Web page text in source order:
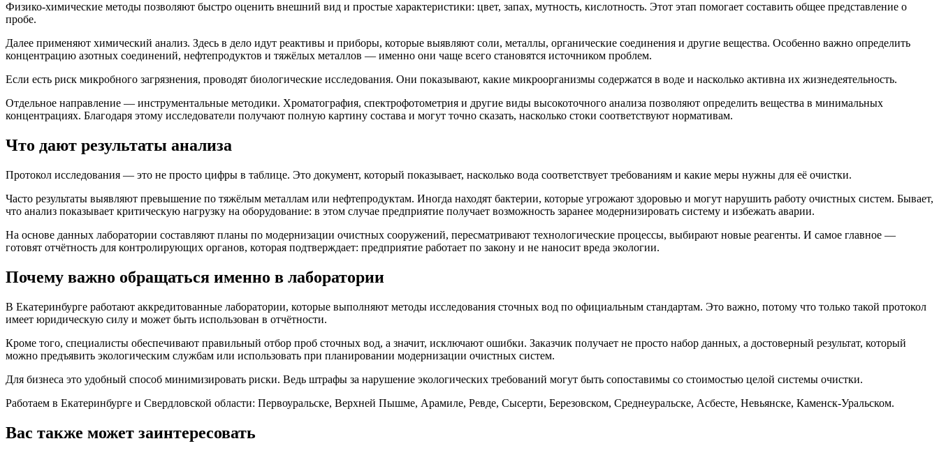
Физико-химические методы позволяют быстро оценить внешний вид и простые характеристики: цвет, запах, мутность, кислотность. Этот этап помогает составить общее представление о
пробе.
Далее применяют химический анализ. Здесь в дело идут реактивы и приборы, которые выявляют соли, металлы, органические соединения и другие вещества. Особенно важно определить
концентрацию азотных соединений, нефтепродуктов и тяжёлых металлов — именно они чаще всего становятся источником проблем.
Если есть риск микробного загрязнения, проводят биологические исследования. Они показывают, какие микроорганизмы содержатся в воде и насколько активна их жизнедеятельность.
Отдельное направление — инструментальные методики. Хроматография, спектрофотометрия и другие виды высокоточного анализа позволяют определить вещества в минимальных
концентрациях. Благодаря этому исследователи получают полную картину состава и могут точно сказать, насколько стоки соответствуют нормативам.
Что дают результаты анализа
Протокол исследования — это не просто цифры в таблице. Это документ, который показывает, насколько вода соответствует требованиям и какие меры нужны для её очистки.
Часто результаты выявляют превышение по тяжёлым металлам или нефтепродуктам. Иногда находят бактерии, которые угрожают здоровью и могут нарушить работу очистных систем. Бывает,
что анализ показывает критическую нагрузку на оборудование: в этом случае предприятие получает возможность заранее модернизировать систему и избежать аварии.
На основе данных лаборатории составляют планы по модернизации очистных сооружений, пересматривают технологические процессы, выбирают новые реагенты. И самое главное —
готовят отчётность для контролирующих органов, которая подтверждает: предприятие работает по закону и не наносит вреда экологии.
Почему важно обращаться именно в лаборатории
В Екатеринбурге работают аккредитованные лаборатории, которые выполняют методы исследования сточных вод по официальным стандартам. Это важно, потому что только такой протокол
имеет юридическую силу и может быть использован в отчётности.
Кроме того, специалисты обеспечивают правильный отбор проб сточных вод, а значит, исключают ошибки. Заказчик получает не просто набор данных, а достоверный результат, который
можно предъявить экологическим службам или использовать при планировании модернизации очистных систем.
Для бизнеса это удобный способ минимизировать риски. Ведь штрафы за нарушение экологических требований могут быть сопоставимы со стоимостью целой системы очистки.
Работаем в Екатеринбурге и Свердловской области: Первоуральске, Верхней Пышме, Арамиле, Ревде, Сысерти, Березовском, Среднеуральске, Асбесте, Невьянске, Каменск-Уральском.
Вас также может заинтересовать